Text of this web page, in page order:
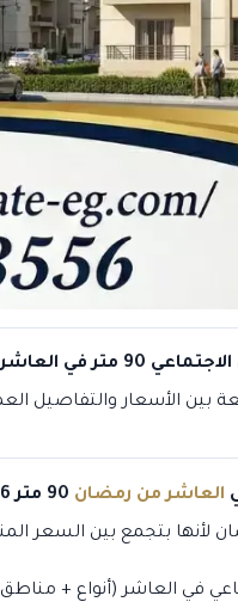
في العاشر من رمضان 2026
بين الأسعار والتفاصيل
العاشر من رمضان
لأنها بتجمع بين السعر
في العاشر (أنواع +